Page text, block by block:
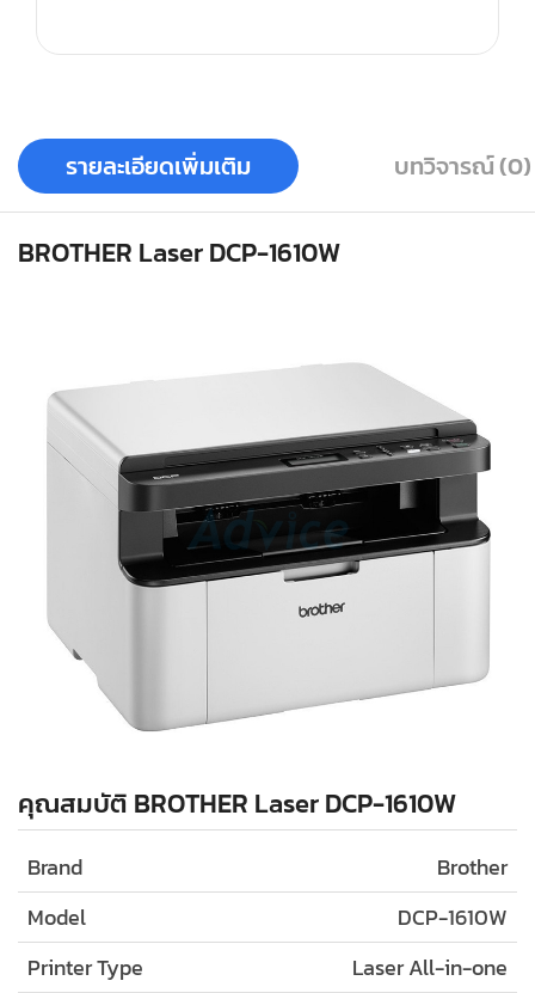
รายละเอียดเพิ่มเติม บทวิจารณ์ (0)
BROTHER Laser DCP-1610W
คุณสมบัติ BROTHER Laser DCP-1610W
Brand
Brother
Model
DCP-1610W
Printer Type
Laser All-in-one